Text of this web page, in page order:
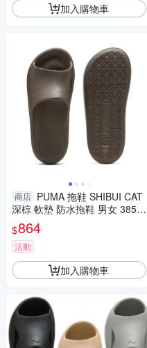
加入購物車
商店 PUMA 拖鞋 SHIBUI CAT
深棕 軟墊 防水拖鞋 男女 3852
9623
$864
活動
加入購物車